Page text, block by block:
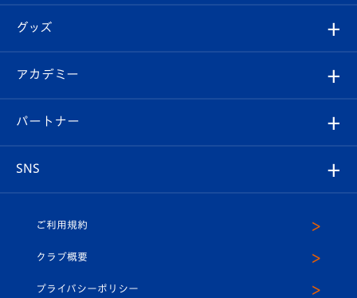
チケット
イベント
メディア
ホームタウン
スタッフプロフィール
マスコット紹介
はじめての観戦ガイド
Revive Team
ヴィヴィくんの長崎おもてなしガイド
フォトギャラリー
スタジアムグルメ
チケット
V-LOVERS（ファンクラブ）
プレイヤーズスイート
グッズ
オンラインショップ
店舗情報
アカデミー
育成からのお知らせ
U-18
パートナー
SNS
ヴィヴィくんインスタグラム
公式LINE＠
ご利用規約
クラブ概要
プライバシーポリシー